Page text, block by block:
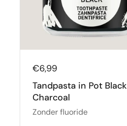
€6,99
Tandpasta in Pot Black
Charcoal
Zonder fluoride